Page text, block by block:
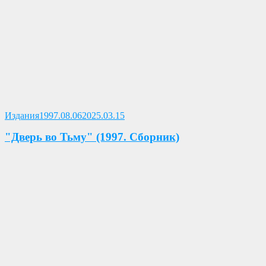
ИзданияОпубликовано
1997.08.062025.03.15
"Дверь во Тьму" (1997. Сборник)